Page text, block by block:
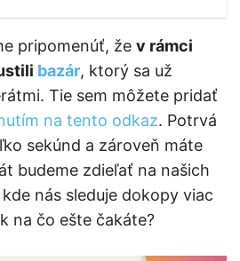
pripomenúť, že v rámci
bazár, ktorý sa už
Tie sem môžete pridať
na tento odkaz. Potrvá
sekúnd a zároveň máte
budeme zdieľať na našich
nás sleduje dokopy viac
na čo ešte čakáte?